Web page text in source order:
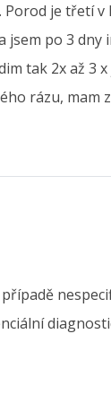
je třetí
po 3
tak 2x až
rázu,